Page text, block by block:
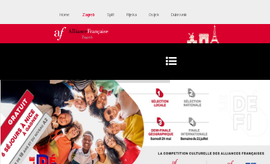
Home Zagreb Split Rijeka Osijek Dubrovnik